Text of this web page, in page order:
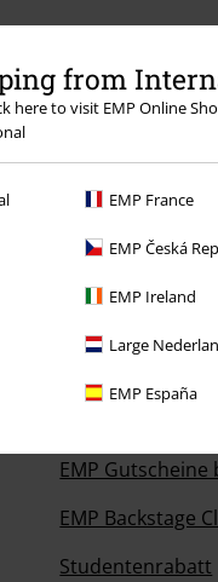
from
here to visit EMP Online
EMP France
EMP Česká
EMP Ireland
Large
EMP España
14:00 Uhr.
EMP Gutscheine
EMP Backstage
Studentenrabatt